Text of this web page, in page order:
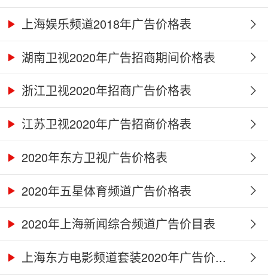
上海娱乐频道2018年广告价格表
湖南卫视2020年广告招商期间价格表
浙江卫视2020年招商广告价格表
江苏卫视2020年广告招商价格表
2020年东方卫视广告价格表
2020年五星体育频道广告价格表
2020年上海新闻综合频道广告价目表
上海东方电影频道套装2020年广告价...